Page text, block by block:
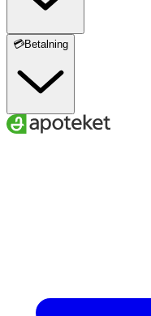
💳Betalning